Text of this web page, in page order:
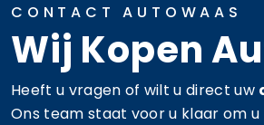
CONTACT AUTOWAAS
Wij Kopen
Heeft u vragen of wilt u direct uw
Ons team staat voor u klaar om